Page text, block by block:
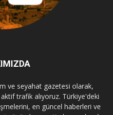
ve seyahat gazetesi olarak,
trafik alıyoruz. Türkiye'deki
en güncel haberleri ve